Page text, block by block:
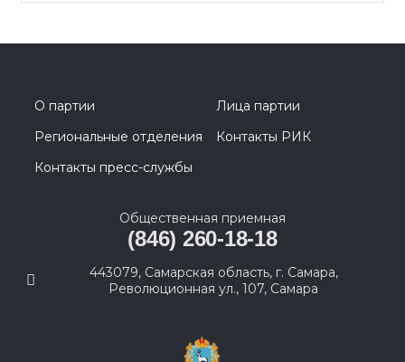
О партии
Лица партии
Региональные отделения
Контакты РИК
Контакты пресс-службы
Общественная приемная
(846) 260-18-18
443079, Самарская область, г. Самара,
Революционная ул., 107, Самара